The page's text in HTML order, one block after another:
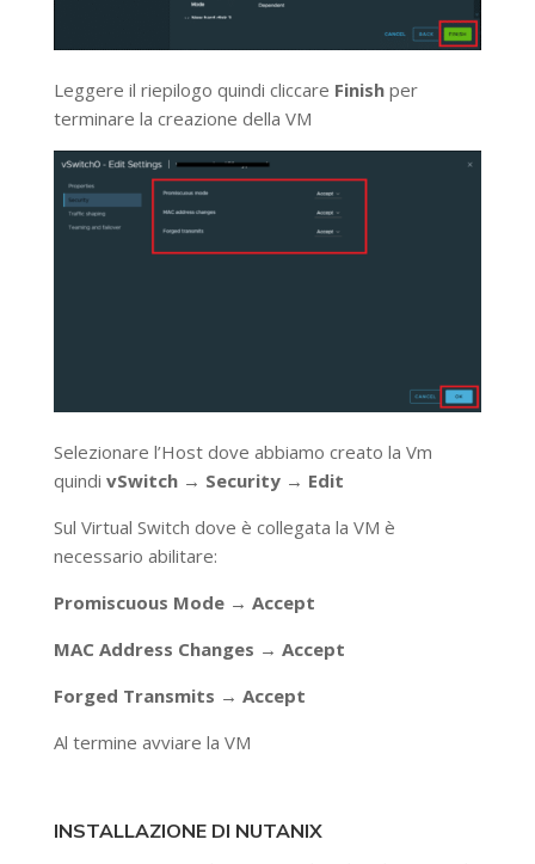
Leggere il riepilogo quindi cliccare Finishper
terminare la creazione della VM
Selezionare l’Host dove abbiamo creato la Vm
quindi vSwitch → Security → Edit
Sul Virtual Switch dove è collegata la VM è
necessario abilitare:
Promiscuous Mode → Accept
MAC Address Changes → Accept
Forged Transmits → Accept
Al termine avviare la VM
INSTALLAZIONE DI NUTANIX